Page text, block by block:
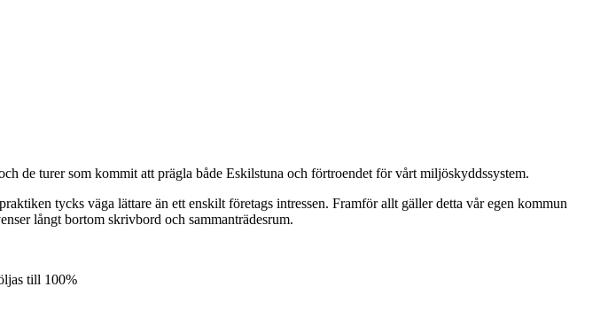
de turer som kommit att prägla både Eskilstuna och förtroendet för vårt miljöskyddssystem.
tycks väga lättare än ett enskilt företags intressen. Framför allt gäller detta vår egen kommun
långt bortom skrivbord och sammanträdesrum.
till 100%